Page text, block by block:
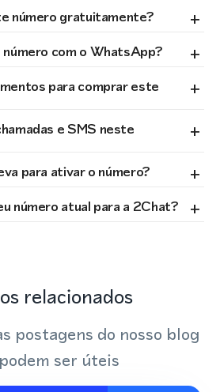
número gratuitamente? +
com o WhatsApp? +
para comprar este +
e SMS neste +
para ativar o número? +
número atual para a 2Chat? +
relacionados
postagens do nosso blog
ser úteis